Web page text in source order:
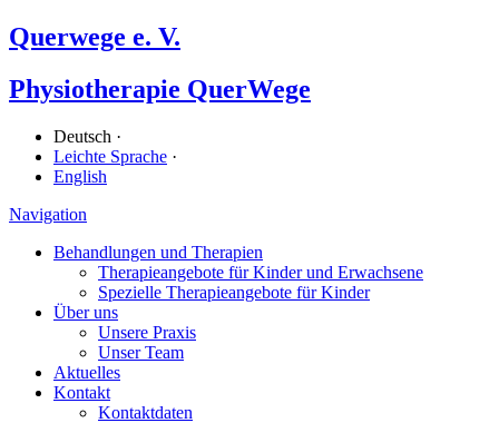
Querwege e. V.
Physiotherapie QuerWege
Deutsch ·
Leichte Sprache ·
English
Navigation
Behandlungen und Therapien
Therapieangebote für Kinder und Erwachsene
Spezielle Therapieangebote für Kinder
Über uns
Unsere Praxis
Unser Team
Aktuelles
Kontakt
Kontaktdaten